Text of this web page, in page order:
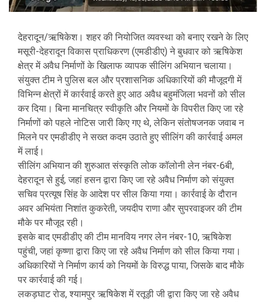
देहरादून/ऋषिकेश। शहर की नियोजित व्यवस्था को बनाए रखने के लिए
मसूरी-देहरादून विकास प्राधिकरण (एमडीडीए) ने बुधवार को ऋषिकेश
क्षेत्र में अवैध निर्माणों के खिलाफ व्यापक सीलिंग अभियान चलाया।
संयुक्त टीम ने पुलिस बल और प्रशासनिक अधिकारियों की मौजूदगी में
विभिन्न क्षेत्रों में कार्रवाई करते हुए आठ अवैध बहुमंजिला भवनों को सील
कर दिया। बिना मानचित्र स्वीकृति और नियमों के विपरीत किए जा रहे
निर्माणों को पहले नोटिस जारी किए गए थे, लेकिन संतोषजनक जवाब न
मिलने पर एमडीडीए ने सख्त कदम उठाते हुए सीलिंग की कार्रवाई अमल
में लाई।
सीलिंग अभियान की शुरुआत संस्कृति लोक कॉलोनी लेन नंबर-6बी,
देहरादून से हुई, जहां हसन द्वारा किए जा रहे अवैध निर्माण को संयुक्त
सचिव प्रत्यूष सिंह के आदेश पर सील किया गया। कार्रवाई के दौरान
अवर अभियंता निशांत कुकरेती, जयदीप राणा और सुपरवाइजर की टीम
मौके पर मौजूद रही।
इसके बाद एमडीडीए की टीम मानविय नगर लेन नंबर-10, ऋषिकेश
पहुंची, जहां कृष्णा द्वारा किए जा रहे अवैध निर्माण को सील किया गया।
अधिकारियों ने निर्माण कार्य को नियमों के विरुद्ध पाया, जिसके बाद मौके
पर कार्रवाई की गई।
लकड़घाट रोड, श्यामपुर ऋषिकेश में रतूड़ी जी द्वारा किए जा रहे अवैध